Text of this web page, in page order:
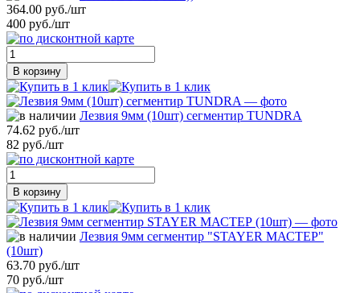
364.00 руб./шт
400 руб./шт
В корзину
Лезвия 9мм (10шт) сегментир TUNDRA
74.62 руб./шт
82 руб./шт
В корзину
Лезвия 9мм сегментир "STAYER МАСТЕР"
(10шт)
63.70 руб./шт
70 руб./шт